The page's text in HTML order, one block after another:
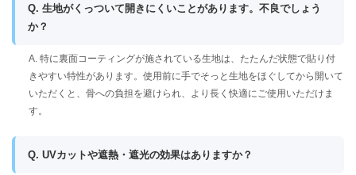
Q. 生地がくっついて開きにくいことがあります。不良でしょう
か？
A. 特に裏面コーティングが施されている生地は、たたんだ状態で貼り付
きやすい特性があります。使用前に手でそっと生地をほぐしてから開いて
いただくと、骨への負担を避けられ、より長く快適にご使用いただけま
す。
Q. UVカットや遮熱・遮光の効果はありますか？